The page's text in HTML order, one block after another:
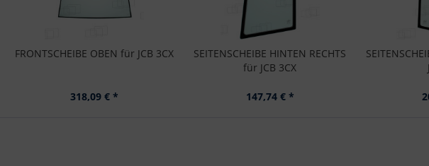
FRONTSCHEIBE OBEN für JCB 3CX
318,09 € *
SEITENSCHEIBE HINTEN RECHTS
für JCB 3CX
147,74 € *